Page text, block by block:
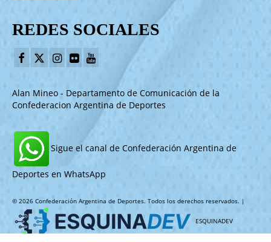
REDES SOCIALES
Alan Mineo - Departamento de Comunicación de la
Confederacion Argentina de Deportes
Sigue el canal de Confederación Argentina de
Deportes en WhatsApp
© 2026 Confederación Argentina de Deportes. Todos los derechos reservados. |
ESQUINADEV